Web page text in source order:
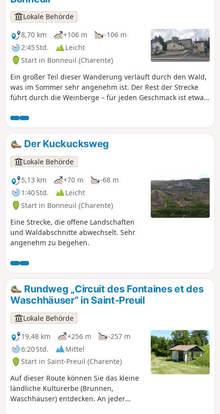
Lokale Behörde
8,70 km
+106 m
-106 m
2:45 Std.
Leicht
Start in Bonneuil (Charente)
Ein großer Teil dieser Wanderung verläuft durch den Wald,
was im Sommer sehr angenehm ist. Der Rest der Strecke
führt durch die Weinberge – für jeden Geschmack ist etwas
Der Kuckucksweg
Lokale Behörde
5,13 km
+70 m
-68 m
1:40 Std.
Leicht
Start in Bonneuil (Charente)
Eine Strecke, die offene Landschaften
und Waldabschnitte abwechselt. Sehr
angenehm zu begehen.
Rundweg „Circuit des Fontaines et des
Waschhäuser” in Saint-Preuil
Lokale Behörde
19,48 km
+256 m
-257 m
6:20 Std.
Mittel
Start in Saint-Preuil (Charente)
Auf dieser Route können Sie das kleine
ländliche Kulturerbe (Brunnen,
Waschhäuser) entdecken. An jeder